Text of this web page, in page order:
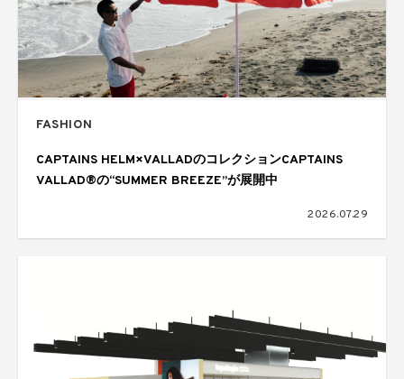
FASHION
CAPTAINS HELM×VALLADのコレクションCAPTAINS
VALLAD®の“SUMMER BREEZE”が展開中
2026.07.29